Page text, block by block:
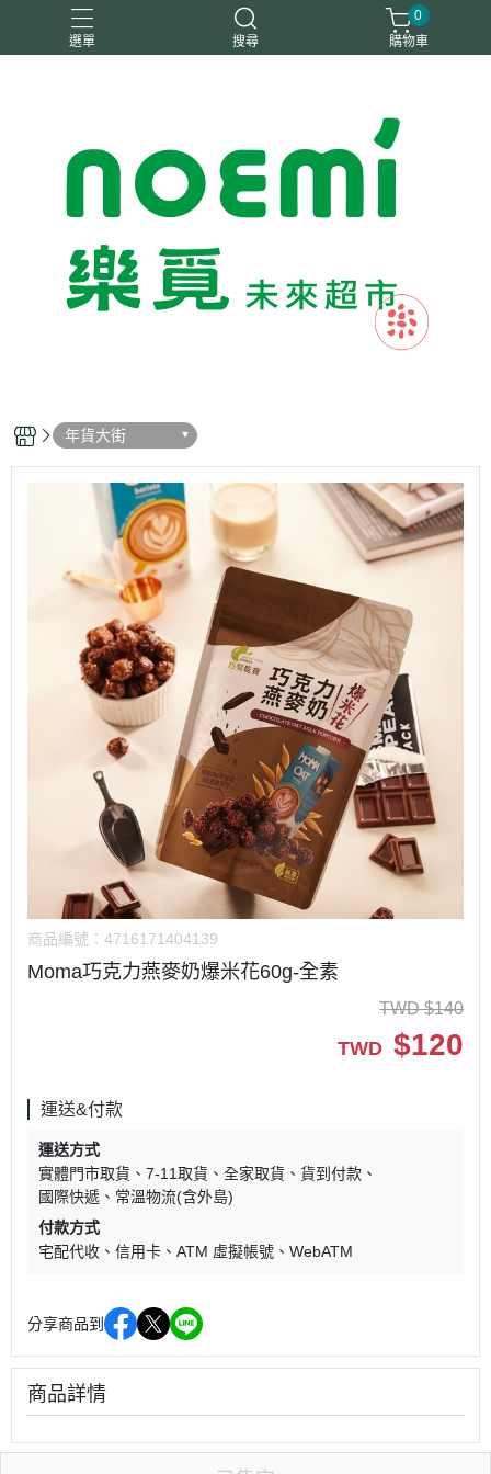
選單 搜尋
0
購物車
年貨大街
商品編號： 4716171404139
Moma巧克力燕麥奶爆米花60g-全素
TWD $140
TWD $120
運送&付款
運送方式
實體門市取貨
7-11取貨 全家取貨
貨到付款
國際快遞
常溫物流(含外島)
付款方式
宅配代收
信用卡 ATM 虛擬帳號 WebATM
分享商品到
商品詳情